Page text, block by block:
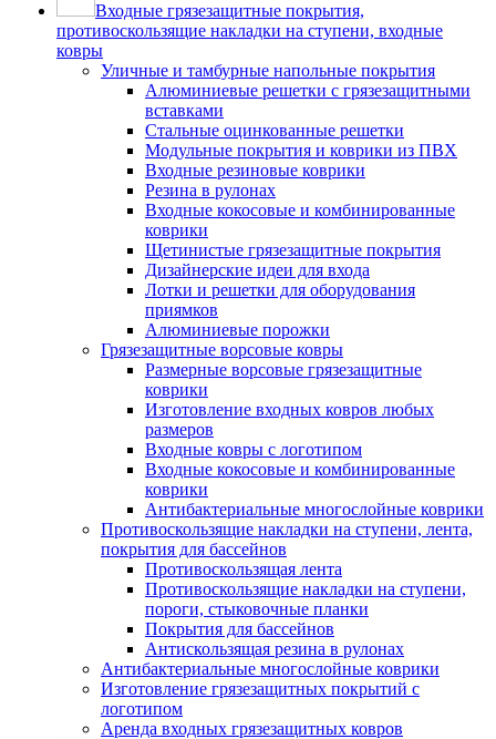
Входные грязезащитные покрытия,
противоскользящие накладки на ступени, входные
ковры
Уличные и тамбурные напольные покрытия
Алюминиевые решетки с грязезащитными
вставками
Стальные оцинкованные решетки
Модульные покрытия и коврики из ПВХ
Входные резиновые коврики
Резина в рулонах
Входные кокосовые и комбинированные
коврики
Щетинистые грязезащитные покрытия
Дизайнерские идеи для входа
Лотки и решетки для оборудования
приямков
Алюминиевые порожки
Грязезащитные ворсовые ковры
Размерные ворсовые грязезащитные
коврики
Изготовление входных ковров любых
размеров
Входные ковры с логотипом
Входные кокосовые и комбинированные
коврики
Антибактериальные многослойные коврики
Противоскользящие накладки на ступени, лента,
покрытия для бассейнов
Противоскользящая лента
Противоскользящие накладки на ступени,
пороги, стыковочные планки
Покрытия для бассейнов
Антискользящая резина в рулонах
Антибактериальные многослойные коврики
Изготовление грязезащитных покрытий с
логотипом
Аренда входных грязезащитных ковров